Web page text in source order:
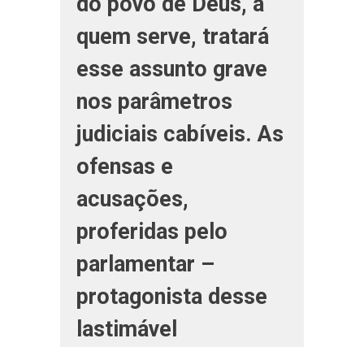
quem serve, tratará
esse assunto grave
nos parâmetros
judiciais cabíveis. As
ofensas e
acusações,
proferidas pelo
parlamentar –
protagonista desse
lastimável